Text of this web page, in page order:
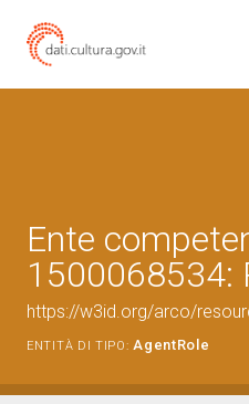
Ente
1500068534:
https://w3id.org/arco/
ENTITÀ DI TIPO: AgentRole